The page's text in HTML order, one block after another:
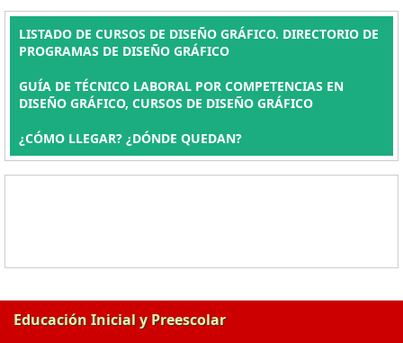
LISTADO DE CURSOS DE DISEÑO GRÁFICO. DIRECTORIO DE
PROGRAMAS DE DISEÑO GRÁFICO
GUÍA DE TÉCNICO LABORAL POR COMPETENCIAS EN
DISEÑO GRÁFICO, CURSOS DE DISEÑO GRÁFICO
¿CÓMO LLEGAR? ¿DÓNDE QUEDAN?
Educación Inicial y Preescolar